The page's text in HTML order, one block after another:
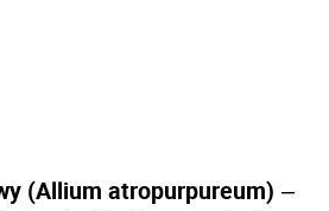
(Allium atropurpureum) –